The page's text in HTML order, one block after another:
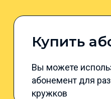
Купить
Вы можете
абонемент для
кружков